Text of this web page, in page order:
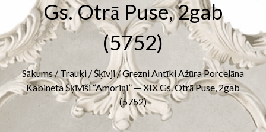
Gs. Otrā Puse, 2gab
(5752)
Sākums/ Trauki /Šķīvji/ Grezni Antīki Ažūra Porcelāna
Kabineta Šķīvīši “Amoriņi” — XIX Gs. Otrā Puse, 2gab
(5752)